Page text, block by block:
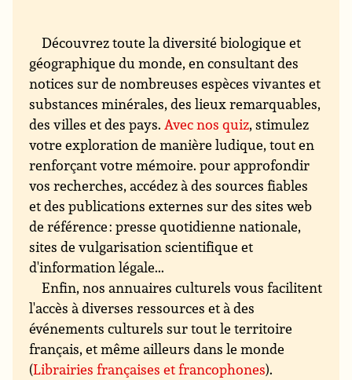
Découvrez toute la diversité biologique et
géographique du monde, en consultant des
notices sur de nombreuses espèces vivantes et
substances minérales, des lieux remarquables,
des villes et des pays.Avec nos quiz, stimulez
votre exploration de manière ludique, tout en
renforçant votre mémoire. pour approfondir
vos recherches, accédez à des sources fiables
et des publications externes sur des sites web
de référence : presse quotidienne nationale,
sites de vulgarisation scientifique et
d'information légale...
Enfin, nos annuaires culturels vous facilitent
l'accès à diverses ressources et à des
événements culturels sur tout le territoire
français, et même ailleurs dans le monde
(Librairies françaises et francophones).